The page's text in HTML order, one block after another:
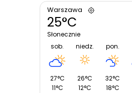
Warszawa
25°C
Słonecznie
sob.
27°C
11°C
niedz.
26°C
12°C
pon.
32°C
18°C